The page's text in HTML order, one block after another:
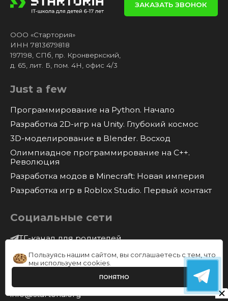
ООО «Стартория»
ИНН 7813679818
197198, СПб, пр. Кронверкский,
д. 65, лит. Б, пом. 4Н, офис 4/3
ЗАКАЗАТЬ ЗВОНОК
Just a few
Программирование на Python. Начало
Разработка 2D-игр на Unity. Глубокий космос
3D-моделирование в Blender. Восход
Олимпиадное программирование на C++.
Революция
Разработка модов в Minecraft: Новая империя
Разработка игр в Roblox Studio. Первый контакт
Социальные сети
ТГ-канал для родителей
Контакты
info@startoria.org
Пользуясь нашим сайтом, вы соглашаетесь с тем, что
мы используем cookies
ПОНЯТНО